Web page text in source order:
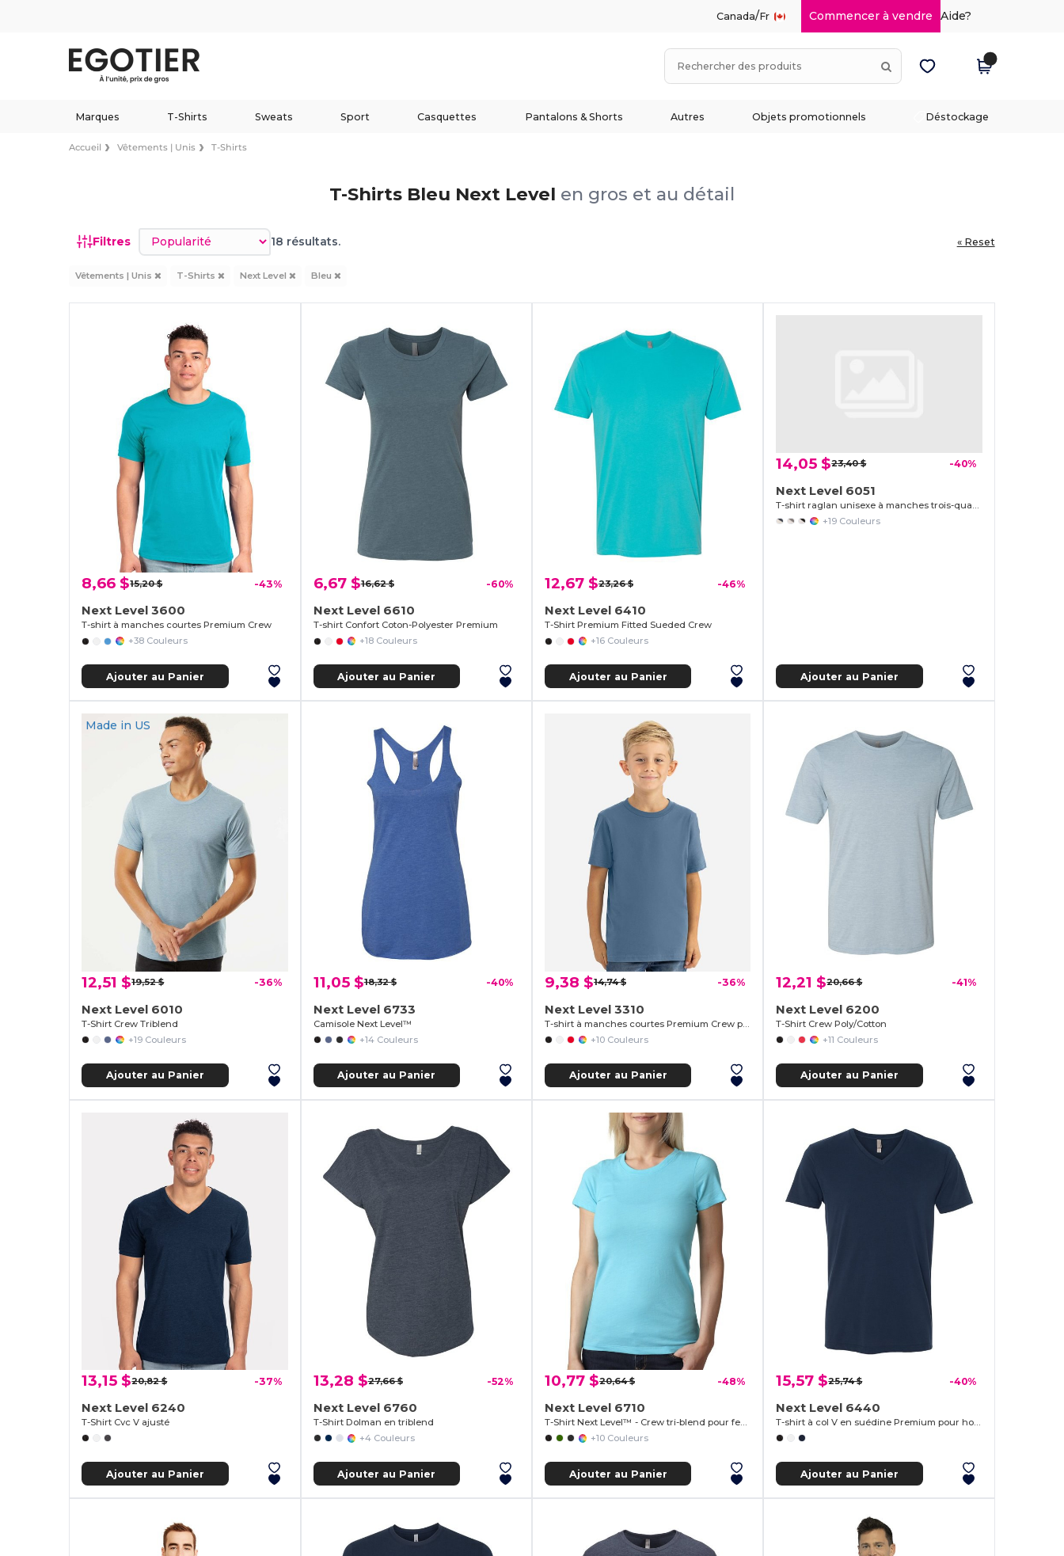
Canada/Fr Commencer à vendre Aide?
Marques T-Shirts Sweats Sport Casquettes Pantalons & Shorts Autres Objets promotionnels Déstockage
Accueil Vêtements | Unis T-Shirts
T-Shirts Bleu Next Level en gros et au détail
Filtres Trier par 18 résultats. « Reset
Vêtements | Unis T-Shirts Next Level Bleu
8,66 $15,20 $ -43%
Next Level 3600
T-shirt à manches courtes Premium Crew
+38 Couleurs
Ajouter au Panier
6,67 $16,62 $ -60%
Next Level 6610
T-shirt Confort Coton-Polyester Premium
+18 Couleurs
Ajouter au Panier
12,67 $23,26 $ -46%
Next Level 6410
T-Shirt Premium Fitted Sueded Crew
+16 Couleurs
Ajouter au Panier
14,05 $23,40 $ -40%
Next Level 6051
+19 Couleurs
Ajouter au Panier
Made in US
12,51 $19,52 $ -36%
Next Level 6010
T-Shirt Crew Triblend
+19 Couleurs
Ajouter au Panier
11,05 $18,32 $ -40%
Next Level 6733
Camisole Next Level™
+14 Couleurs
Ajouter au Panier
9,38 $14,74 $ -36%
Next Level 3310
T-shirt à manches courtes Premium Crew pour jeunes
+10 Couleurs
Ajouter au Panier
12,21 $20,66 $ -41%
Next Level 6200
T-Shirt Crew Poly/Cotton
+11 Couleurs
Ajouter au Panier
13,15 $20,82 $ -37%
Next Level 6240
T-Shirt Cvc V ajusté
Ajouter au Panier
13,28 $27,66 $ -52%
Next Level 6760
T-Shirt Dolman en triblend
+4 Couleurs
Ajouter au Panier
10,77 $20,64 $ -48%
Next Level 6710
T-Shirt Next Level™ - Crew tri-blend pour femmes
+10 Couleurs
Ajouter au Panier
15,57 $25,74 $ -40%
Next Level 6440
T-shirt à col V en suédine Premium pour homme
Ajouter au Panier